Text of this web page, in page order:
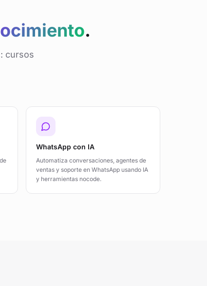
.
cursos
WhatsApp con IA
Automatiza conversaciones, agentes de
ventas y soporte en WhatsApp usando IA
y herramientas nocode.